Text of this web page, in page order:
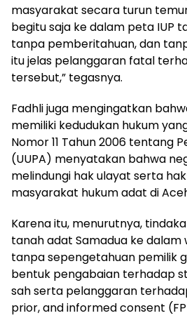
masyarakat secara turun
begitu saja ke dalam peta IUP
tanpa pemberitahuan, dan
itu jelas pelanggaran fatal
tersebut,” tegasnya.
Fadhli juga mengingatkan
memiliki kedudukan hukum
Nomor 11 Tahun 2006 tentang
(UUPA) menyatakan bahwa
melindungi hak ulayat serta
masyarakat hukum adat di
Karena itu, menurutnya,
tanah adat Samadua ke dalam
tanpa sepengetahuan pemilik
bentuk pengabaian terhadap
sah serta pelanggaran
prior, and informed consent